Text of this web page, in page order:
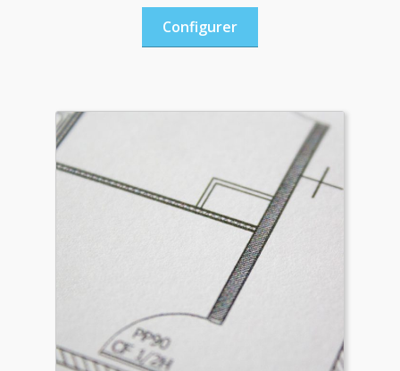
Configurer